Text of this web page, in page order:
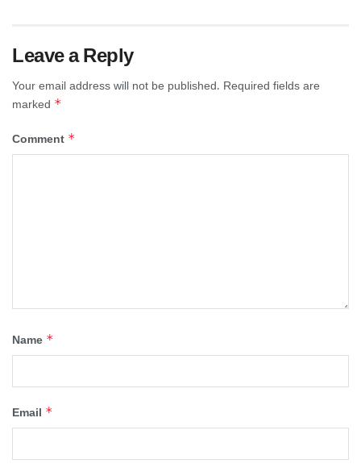
Leave a Reply
Your email address will not be published. Required fields are
marked *
Comment *
Name *
Email *